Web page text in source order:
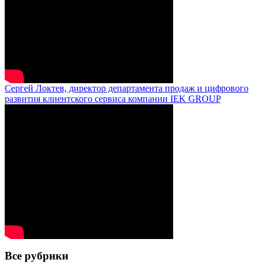
Сергей Локтев, директор департамента продаж и цифрового
развития клиентского сервиса компании IEK GROUP
Все рубрики